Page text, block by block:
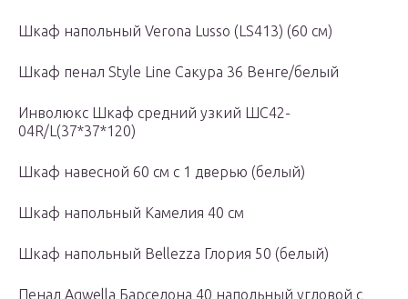
Шкаф напольный Verona Lusso (LS413) (60 см)
Шкаф пенал Style Line Сакура 36 Венге/белый
Инволюкс Шкаф средний узкий ШС42-
04R/L(37*37*120)
Шкаф навесной 60 см с 1 дверью (белый)
Шкаф напольный Камелия 40 см
Шкаф напольный Bellezza Глория 50 (белый)
Пенал Aqwella Барселона 40 напольный угловой с